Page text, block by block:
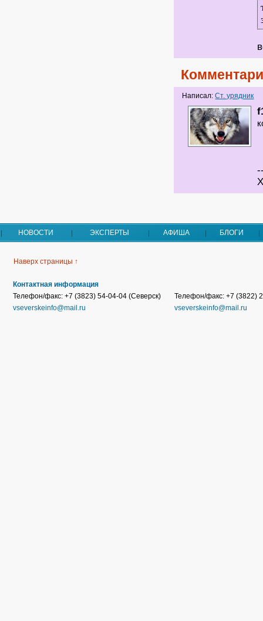
Написал:Ст. урядник
НОВОСТИ ЭКСПЕРТЫ АФИША БЛОГИ
Наверх страницы ↑
Контактная информация
Телефон/факс: +7 (3823) 54-04-04 (Северск)
vseverskeinfo@mail.ru
Телефон/факс: +7 (3822)
vseverskeinfo@mail.ru